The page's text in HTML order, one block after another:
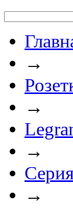
→
→
→
→